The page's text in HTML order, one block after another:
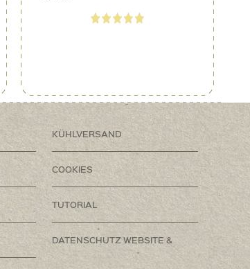
KÜHLVERSAND
COOKIES
TUTORIAL
DATENSCHUTZ WEBSITE &